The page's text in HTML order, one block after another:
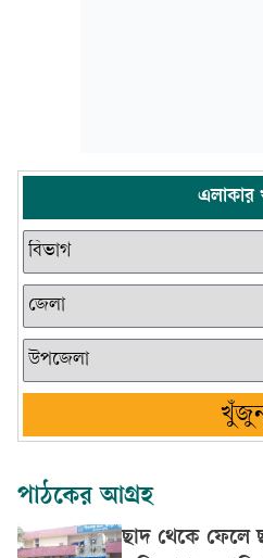
এলাকার
পাঠকের আগ্রহ
ছাদ থেকে ফেলে